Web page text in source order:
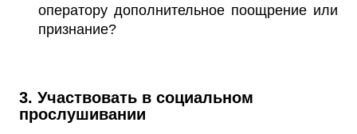
оператору дополнительное поощрение или
признание?
3. Участвовать в социальном
прослушивании